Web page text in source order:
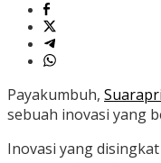
Payakumbuh,
sebuah inovasi yang
Inovasi yang